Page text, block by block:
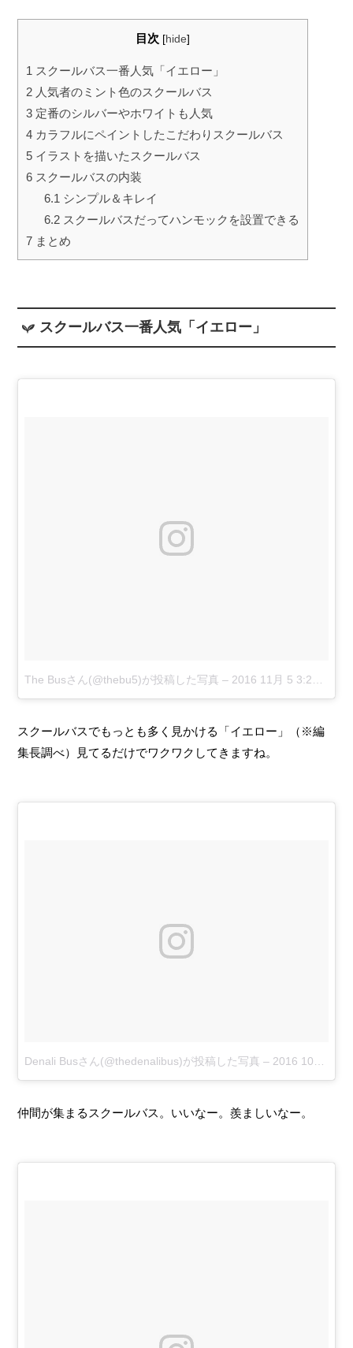
k
目次 [hide]
1 スクールバス一番人気「イエロー」
2 人気者のミント色のスクールバス
3 定番のシルバーやホワイトも人気
4 カラフルにペイントしたこだわりスクールバス
5 イラストを描いたスクールバス
6 スクールバスの内装
6.1シンプル＆キレイ
6.2スクールバスだってハンモックを設置できる
7 まとめ
スクールバス一番人気「イエロー」
The Busさん(@thebu5)が投稿した写真 – 2016 11月 5 3:29午後 PDT
スクールバスでもっとも多く見かける「イエロー」（※編
集長調べ）見てるだけでワクワクしてきますね。
Denali Busさん(@thedenalibus)が投稿した写真 – 2016 10月 10 11:01午後 PDT
仲間が集まるスクールバス。いいなー。羨ましいなー。